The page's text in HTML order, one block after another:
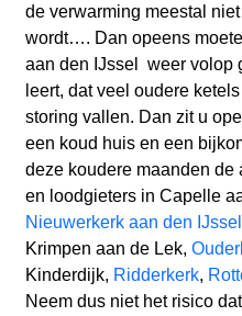
de verwarming meestal
wordt…. Dan opeens
aan den IJssel weer volop
leert, dat veel oudere
storing vallen. Dan zit u
een koud huis en een
deze koudere maanden de
en loodgieters in Capelle
Nieuwerkerk aan den IJssel
Krimpen aan de Lek,
Kinderdijk, Ridderkerk,
Neem dus niet het risico